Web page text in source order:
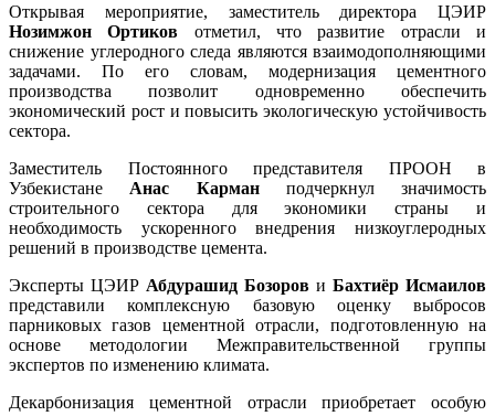
Открывая мероприятие, заместитель директора ЦЭИР
Нозимжон Ортиков отметил, что развитие отрасли и
снижение углеродного следа являются взаимодополняющими
задачами. По его словам, модернизация цементного
производства позволит одновременно обеспечить
экономический рост и повысить экологическую устойчивость
сектора.
Заместитель Постоянного представителя ПРООН в
Узбекистане Анас Карманподчеркнул значимость
строительного сектора для экономики страны и
необходимость ускоренного внедрения низкоуглеродных
решений в производстве цемента.
Эксперты ЦЭИР Абдурашид Бозоров и Бахтиёр Исмаилов
представили комплексную базовую оценку выбросов
парниковых газов цементной отрасли, подготовленную на
основе методологии Межправительственной группы
экспертов по изменению климата.
Декарбонизация цементной отрасли приобретает особую